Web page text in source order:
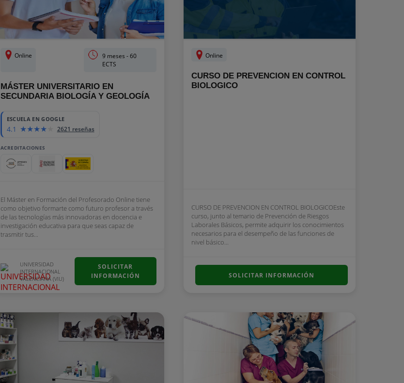
Online
9 meses - 60
ECTS
MÁSTER UNIVERSITARIO EN
SECUNDARIA BIOLOGÍA Y GEOLOGÍA
60
ESCUELA EN GOOGLE
4.1 2621 reseñas
ACREDITACIONES
El Máster en Formación del Profesorado Online tiene
como objetivo formarte como futuro profesor a través
de las tecnologías más innovadoras en docencia e
investigación educativa para que seas capaz de
trasmitir tus...
UNIVERSIDAD
INTERNACIONAL
VALENCIANA (VIU)
SOLICITAR
INFORMACIÓN
Online
CURSO DE PREVENCION EN CONTROL
BIOLOGICO
CURSO DE PREVENCION EN CONTROL BIOLOGICOEste
curso, junto al temario de Prevención de Riesgos
Laborales Básicos, permite adquirir los conocimientos
necesarios para el desempeño de las funciones de
nivel básico...
SOLICITAR INFORMACIÓN